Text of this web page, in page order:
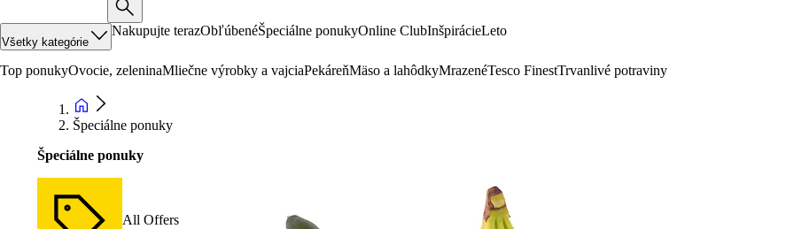
Všetky kategórie
Nakupujte terazObľúbenéŠpeciálne ponukyOnline ClubInšpirácieLeto
Top ponukyOvocie, zeleninaMliečne výrobky a vajciaPekáreňMäso a lahôdkyMrazenéTesco FinestTrvanlivé potraviny
Špeciálne ponuky
Špeciálne ponuky
All Offers